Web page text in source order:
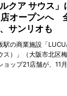
ルクア サウス
オープンへ
サンリオも
駅の商業施設「
ス）」（大阪市北区
ョップ21店舗が、11